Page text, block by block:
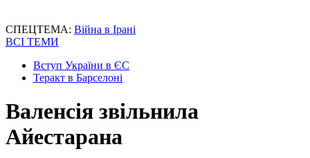
СПЕЦТЕМА: Війна в Ірані
ВСІ ТЕМИ
Вступ України в ЄС
Теракт в Барселоні
Валенсія звільнила
Айестарана